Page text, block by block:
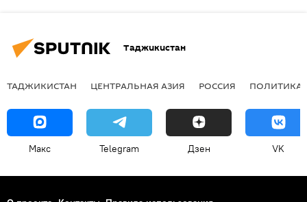
Таджикистан
ТАДЖИКИСТАН ЦЕНТРАЛЬНАЯ АЗИЯ РОССИЯ ПОЛИТИКА
Макс Telegram Дзен VK